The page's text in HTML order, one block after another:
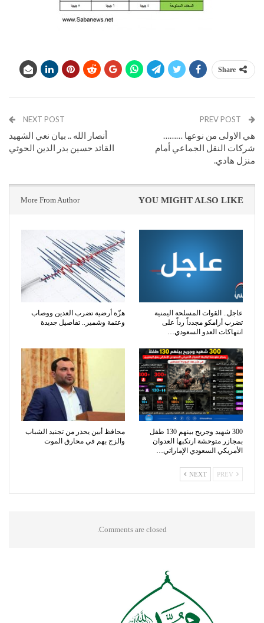
Share
هي الاولى من نوعها ………
شركات النقل الجماعي أمام
منزل هادي.
NEXT POST
أنصار الله .. بيان نعي الشهيد
القائد حسين بدر الدين الحوثي
YOU MIGHT ALSO LIKE
More From Author
عاجل.. القوات المسلحة اليمنية
تضرب أرامكو مجدداً رداً على
انتهاكات العدو السعودي…
هزّة أرضية تضرب العدين ووصاب
وعتمة وشمير.. تفاصيل جديدة
300 شهيد وجريح بينهم 130 طفل
بمجازر متوحشة ارتكبها العدوان
الأمريكي السعودي الإماراتي…
محافظ أبين يحذر من تجنيد الشباب
والزج بهم في محارق الموت
NEXT
Comments are closed.